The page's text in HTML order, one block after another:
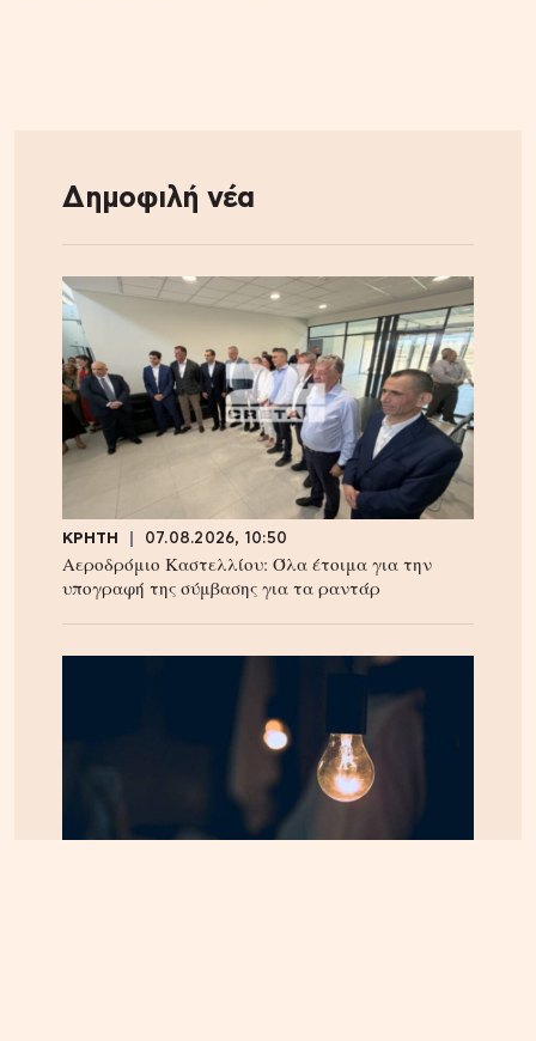
Δημοφιλή νέα
ΚΡΗΤΗ 07.08.2026, 10:50
Αεροδρόμιο Καστελλίου: Όλα έτοιμα για την
υπογραφή της σύμβασης για τα ραντάρ